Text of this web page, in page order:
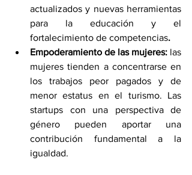
actualizados y nuevas herramientas
para la educación y el
fortalecimiento de competencias.
Empoderamiento de las mujeres: las
mujeres tienden a concentrarse en
los trabajos peor pagados y de
menor estatus en el turismo. Las
startups con una perspectiva de
género pueden aportar una
contribución fundamental a la
igualdad.